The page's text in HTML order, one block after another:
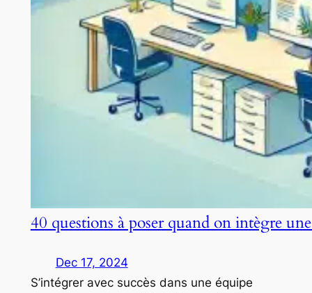
40 questions à poser quand on intègre
Dec 17, 2024
S’intégrer avec succès dans une équipe